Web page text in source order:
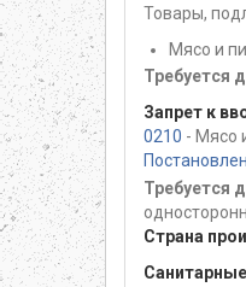
Товары,
Мясо и
Требуется
Запрет к
0210 - Мясо
Требуется
Страна